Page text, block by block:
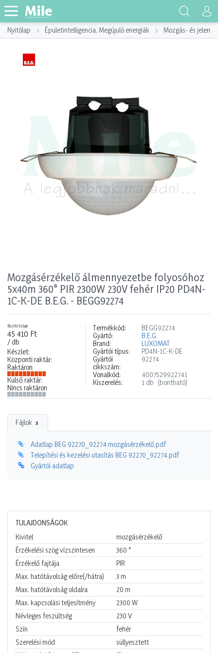
Nyitólap Épületintelligencia, Megújuló energiák Mozgás- és
Mozgásérzékelő álmennyezetbe folyosóhoz
5x40m 360° PIR 2300W 230V fehér IP20 PD4N-
1C-K-DE B.E.G. - BEGG92274
Bruttó listaár
45 410 Ft
/ db
Készlet:
Központi raktár:
Raktáron
Külső raktár:
Nincs raktáron
Termékkód:
BEGG92274
Gyártó:
B.E.G.
Brand:
LUXOMAT
Gyártói típus:
PD4N-1C-K-DE
Gyártói
cikkszám:
92274
Vonalkód:
4007529922741
Kiszerelés:
1 db (bontható)
Fájlok 3
Adatlap BEG 92270_92274 mozgásérzékelő.pdf
Telepítési és kezelési utasítás BEG 92270_92274.pdf
Gyártói adatlap
TULAJDONSÁGOK
Kivitel
mozgásérzékelő
Érzékelési szög vízszintesen
360 °
Érzékelő fajtája
PIR
Max. hatótávolság előre(/hátra)
3 m
Max. hatótávolság oldalra
20 m
Max. kapcsolási teljesítmény
2300 W
Névleges feszültség
230 V
Szín
fehér
Szerelési mód
süllyesztett